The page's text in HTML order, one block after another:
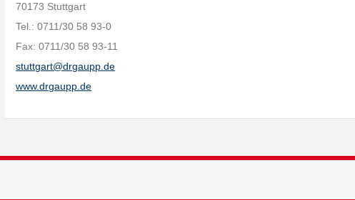
70173 Stuttgart
Tel.: 0711/30 58 93-0
Fax: 0711/30 58 93-11
stuttgart@drgaupp.de
www.drgaupp.de